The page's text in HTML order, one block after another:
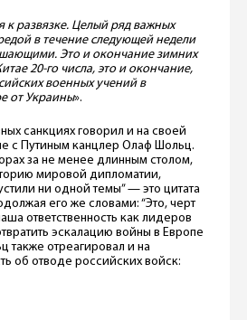
к развязке. Целый ряд важных
в течение следующей недели
Это и окончание зимних
20-го числа, это и окончание,
военных учений в
от Украины».
санкциях говорил и на своей
с Путиным канцлер Олаф Шольц.
за не менее длинным столом,
мировой дипломатии,
ни одной темы” — это цитата
его же словами: “Это, черт
ответственность как лидеров
эскалацию войны в Европе
также отреагировал и на
об отводе российских войск: